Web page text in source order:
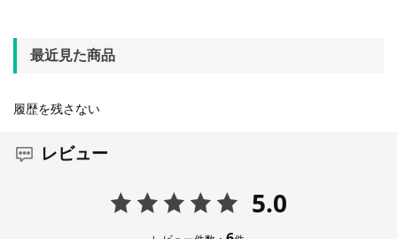
最近見た商品
履歴を残さない
レビュー
5.0